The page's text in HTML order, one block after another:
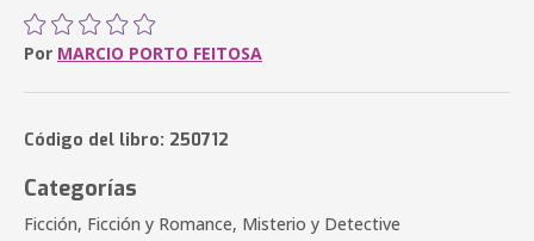
Por MARCIO PORTO FEITOSA
Código del libro: 250712
Categorías
Ficción, Ficción y Romance, Misterio y Detective